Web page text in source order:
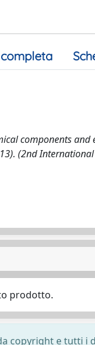
components and
(2nd
prodotto.
copyright e tutti i